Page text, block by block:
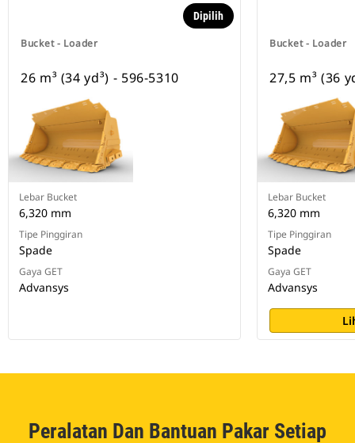
Bucket - Loader
Dipilih
26 m³ (34 yd³) - 596-5310
Lebar Bucket
6,320 mm
Tipe Pinggiran
Spade
Gaya GET
Advansys
Bucket - Loader
27,5 m³ (36
Lebar Bucket
6,320 mm
Tipe Pinggiran
Spade
Gaya GET
Advansys
Peralatan Dan Bantuan Pakar Setiap